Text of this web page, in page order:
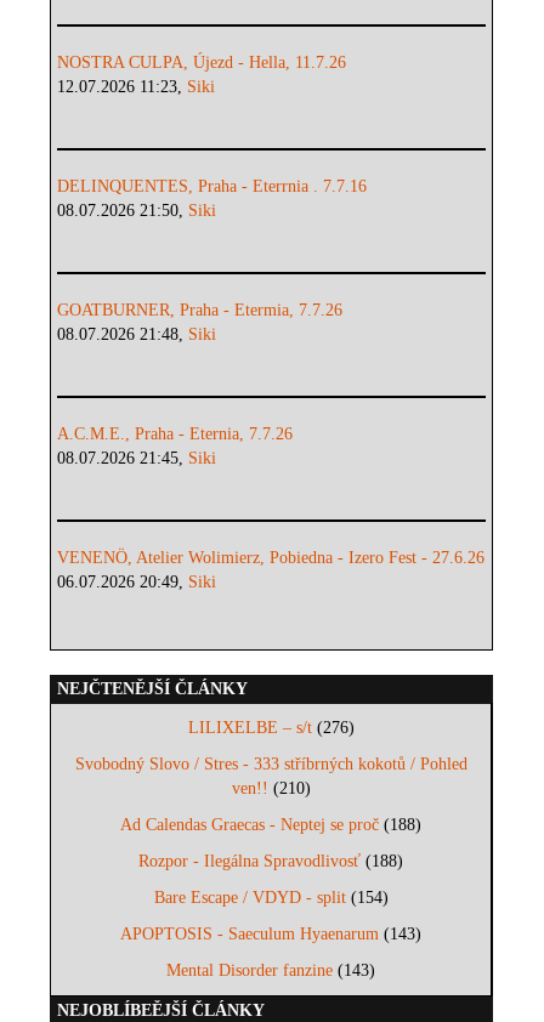
NOSTRA CULPA, Újezd - Hella, 11.7.26
12.07.2026 11:23, Siki
DELINQUENTES, Praha - Eterrnia . 7.7.16
08.07.2026 21:50, Siki
GOATBURNER, Praha - Etermia, 7.7.26
08.07.2026 21:48, Siki
A.C.M.E., Praha - Eternia, 7.7.26
08.07.2026 21:45, Siki
VENENÖ, Atelier Wolimierz, Pobiedna - Izero Fest - 27.6.26
06.07.2026 20:49, Siki
NEJČTENĚJŠÍ ČLÁNKY
LILIXELBE – s/t(276)
Svobodný Slovo / Stres - 333 stříbrných kokotů / Pohled
ven!! (210)
Ad Calendas Graecas - Neptej se proč (188)
Rozpor - Ilegálna Spravodlivosť (188)
Bare Escape / VDYD - split(154)
APOPTOSIS - Saeculum Hyaenarum (143)
Mental Disorder fanzine (143)
NEJOBLÍBEĚJŠÍ ČLÁNKY